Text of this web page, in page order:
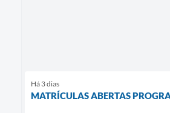
Há 3 dias
MATRÍCULAS ABERTAS